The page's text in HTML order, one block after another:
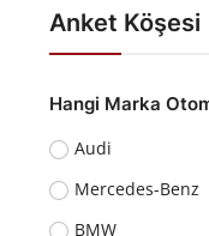
Anket Köşesi
Hangi Marka
Audi
Mercedes-Benz
BMW